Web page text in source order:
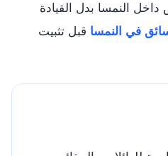
النمسا بدل القيادة
في النمسا قبل تثبيت